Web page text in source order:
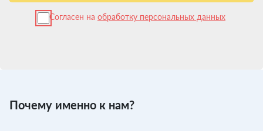
Согласен на обработку персональных данных
Почему именно к нам?